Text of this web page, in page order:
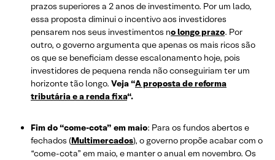
prazos superiores a 2 anos de investimento. Por um lado,
essa proposta diminui o incentivo aos investidores
pensarem nos seus investimentos no longo prazo. Por
outro, o governo argumenta que apenas os mais ricos são
os que se beneficiam desse escalonamento hoje, pois
investidores de pequena renda não conseguiriam ter um
horizonte tão longo. Veja “A proposta de reforma
tributária e a renda fixa“.
Fim do “come-cota” em maio: Para os fundos abertos e
fechados (Multimercados), o governo propõe acabar com o
“come-cota” em maio, e manter o anual em novembro. Os